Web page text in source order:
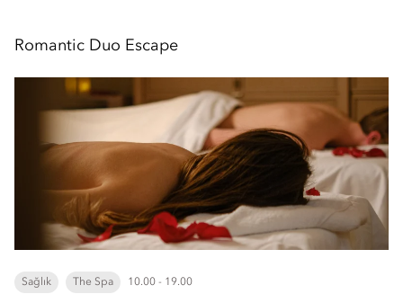
Romantic Duo Escape
Sağlık The Spa 10.00 - 19.00